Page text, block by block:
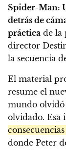
Spider-Man:
detrás de
práctica de la
director
la secuencia
El material
resume el
mundo olvidó
olvidado. Esa
donde Peter